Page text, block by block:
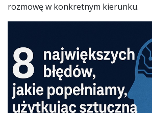
rozmowę w konkretnym kierunku.